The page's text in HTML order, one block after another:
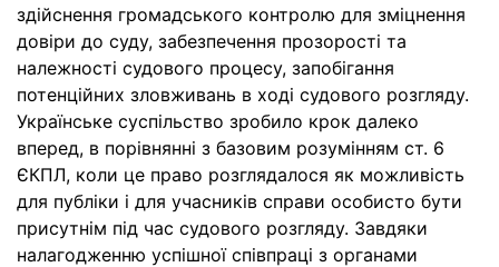
здійснення громадського контролю для зміцнення
довіри до суду, забезпечення прозорості та
належності судового процесу, запобігання
потенційних зловживань в ході судового розгляду.
Українське суспільство зробило крок далеко
вперед, в порівнянні з базовим розумінням ст. 6
ЄКПЛ, коли це право розглядалося як можливість
для публіки і для учасників справи особисто бути
присутнім під час судового розгляду. Завдяки
налагодженню успішної співпраці з органами